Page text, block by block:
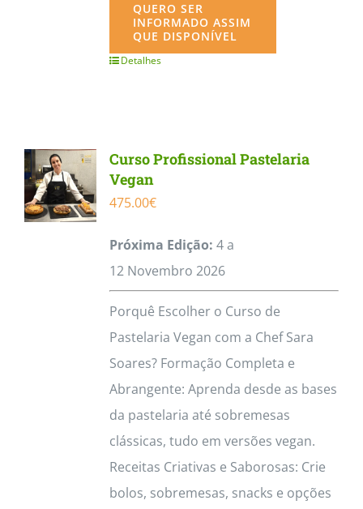
QUERO SER
INFORMADO ASSIM
QUE DISPONÍVEL
Detalhes
Curso Profissional Pastelaria
Vegan
475.00€
Próxima Edição: 4 a
12 Novembro 2026
Porquê Escolher o Curso de
Pastelaria Vegan com a Chef Sara
Soares? Formação Completa e
Abrangente: Aprenda desde as bases
da pastelaria até sobremesas
clássicas, tudo em versões vegan.
Receitas Criativas e Saborosas: Crie
bolos, sobremesas, snacks e opções